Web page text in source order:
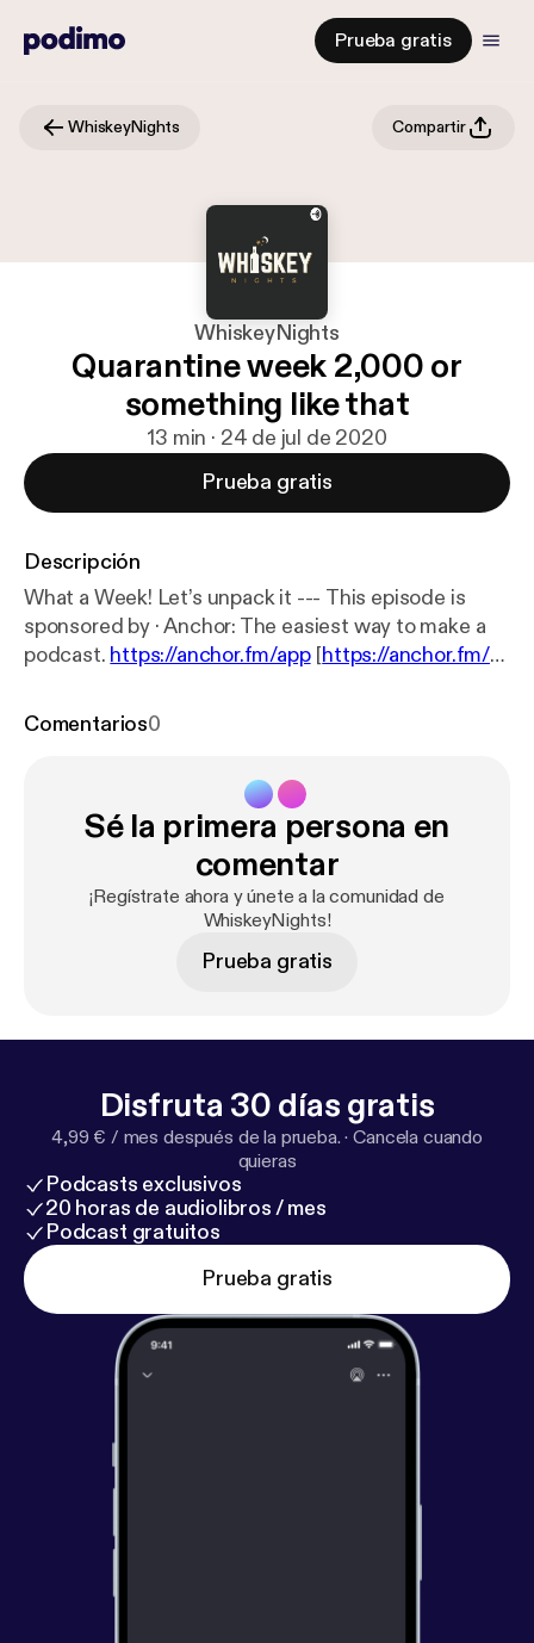
Prueba gratis
WhiskeyNights Compartir
WhiskeyNights
Quarantine week 2,000 or
something like that
13 min · 24 de jul de 2020
Prueba gratis
Descripción
What a Week! Let’s unpack it --- This episode is
sponsored by · Anchor: The easiest way to make a
podcast. https://anchor.fm/app[https://anchor.fm/a
Comentarios0
Sé la primera persona en
comentar
¡Regístrate ahora y únete a la comunidad de
WhiskeyNights!
Prueba gratis
Disfruta 30 días gratis
4,99 € / mes después de la prueba. ·Cancela cuando
quieras
Podcasts exclusivos
20 horas de audiolibros / mes
Podcast gratuitos
Prueba gratis